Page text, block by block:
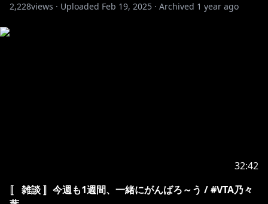
2,228views · Uploaded Feb 19, 2025 · Archived 1 year ago
32:42
〚 雑談 〛今週も1週間、一緒にがんばろ～う / #VTA乃々